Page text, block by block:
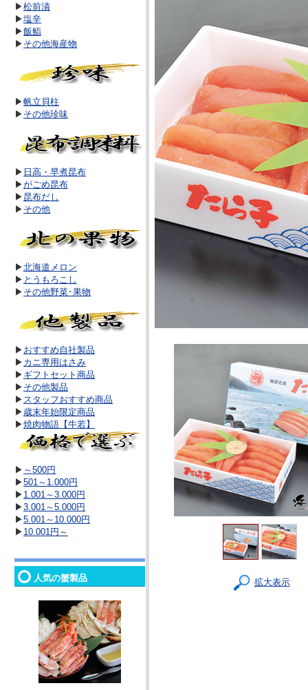
▶松前漬
▶塩辛
▶飯鮨
▶ その他海産物
▶帆立貝柱
▶ その他珍味
▶ 日高・早煮昆布
▶がごめ昆布
▶ 昆布だし
▶ その他
▶北海道メロン
▶ とうもろこし
▶ その他野菜･果物
▶ おすすめ自社製品
▶ カニ専用はさみ
▶ ギフトセット商品
▶ その他製品
▶ スタッフおすすめ商品
▶ 歳末年始限定商品
▶焼肉物語【牛若】
▶ ～500円
▶501～1.000円
▶ 1.001～3.000円
▶3.001～5.000円
▶5.001～10.000円
▶ 10.001円～
人気の蟹製品 拡大表示